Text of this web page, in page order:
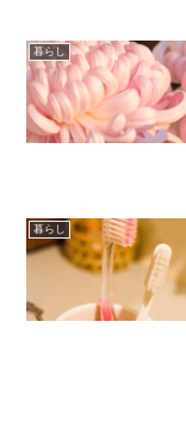
暮らし
暮らし